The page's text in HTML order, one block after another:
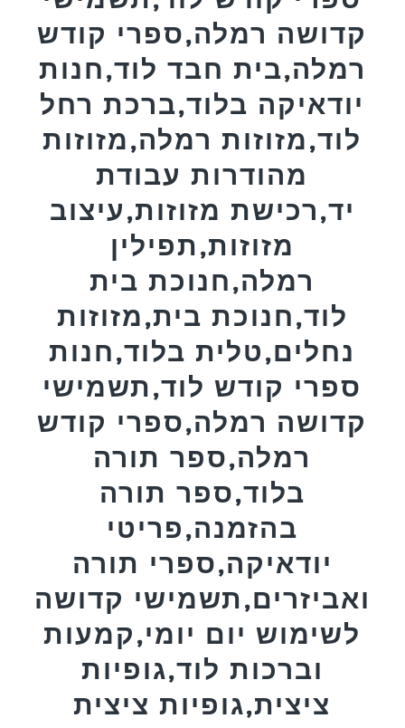
קדושה רמלה,ספרי קודש
רמלה,בית חבד לוד,חנות
יודאיקה בלוד,ברכת רחל
לוד,מזוזות רמלה,מזוזות
מהודרות עבודת
יד,רכישת מזוזות,עיצוב
מזוזות,תפילין
רמלה,חנוכת בית
לוד,חנוכת בית,מזוזות
נחלים,טלית בלוד,חנות
ספרי קודש לוד,תשמישי
קדושה רמלה,ספרי קודש
רמלה,ספר תורה
בלוד,ספר תורה
בהזמנה,פריטי
יודאיקה,ספרי תורה
ואביזרים,תשמישי קדושה
לשימוש יום יומי,קמעות
וברכות לוד,גופיות
ציצית,גופיות ציצית